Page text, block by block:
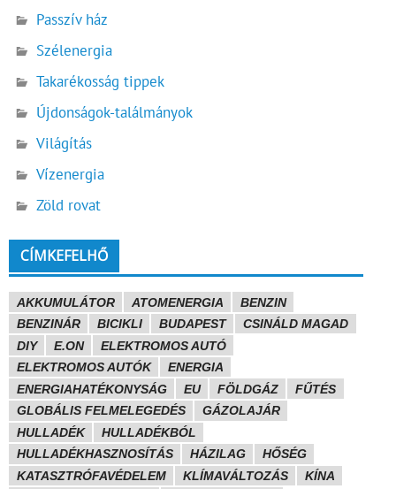
Passzív ház
Szélenergia
Takarékosság tippek
Újdonságok-találmányok
Világítás
Vízenergia
Zöld rovat
CÍMKEFELHŐ
AKKUMULÁTOR ATOMENERGIA
BENZIN
BENZINÁR
BICIKLI BUDAPEST
CSINÁLD MAGAD
DIY
E.ON
ELEKTROMOS AUTÓ
ELEKTROMOS AUTÓK
ENERGIA
ENERGIAHATÉKONYSÁG
EU FÖLDGÁZ
FŰTÉS
GLOBÁLIS FELMELEGEDÉS
GÁZOLAJÁR
HULLADÉK
HULLADÉKBÓL
HULLADÉKHASZNOSÍTÁS
HÁZILAG
HŐSÉG
KATASZTRÓFAVÉDELEM
KLÍMAVÁLTOZÁS
KÍNA